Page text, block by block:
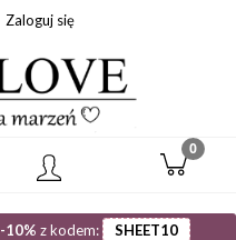
Zaloguj się
-10% z kodem: SHEET10